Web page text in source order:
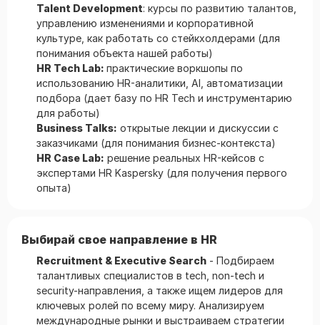
Talent Development: курсы по развитию талантов,
управлению изменениями и корпоративной
культуре, как работать со стейкхолдерами (для
понимания объекта нашей работы)
HR Tech Lab: практические воркшопы по
использованию HR-аналитики, AI, автоматизации
подбора (дает базу по HR Tech и инструментарию
для работы)
Business Talks: открытые лекции и дискуссии с
заказчиками (для понимания бизнес-контекста)
HR Case Lab: решение реальных HR-кейсов с
экспертами HR Kaspersky (для получения первого
опыта)
Выбирай свое направление в HR
Recruitment & Executive Search - Подбираем
талантливых специалистов в tech, non-tech и
security-направления, а также ищем лидеров для
ключевых ролей по всему миру. Анализируем
международные рынки и выстраиваем стратегии